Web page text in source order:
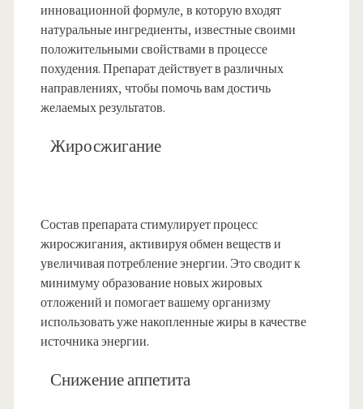
инновационной формуле, в которую входят
натуральные ингредиенты, известные своими
положительными свойствами в процессе
похудения. Препарат действует в различных
направлениях, чтобы помочь вам достичь
желаемых результатов.
Жиросжигание
Состав препарата стимулирует процесс
жиросжигания, активируя обмен веществ и
увеличивая потребление энергии. Это сводит к
минимуму образование новых жировых
отложений и помогает вашему организму
использовать уже накопленные жиры в качестве
источника энергии.
Снижение аппетита